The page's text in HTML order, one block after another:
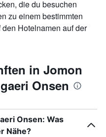
die du besuchen
zu einem bestimmten
Hotelnamen auf der
in Jomon
Onsen
Onsen: Was
Nähe?